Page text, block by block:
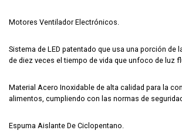
Motores Ventilador Electrónicos.
Sistema de LED patentado que usa una porción de
de diez veces el tiempo de vida que unfoco de luz
Material Acero Inoxidable de alta calidad para la
alimentos, cumpliendo con las normas de
Espuma Aislante De Ciclopentano.